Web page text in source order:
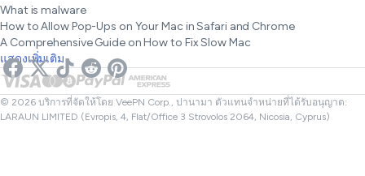
Netflix VPN
ตรวจสอบไฟล์
VPN ของแคนาดา
VPN ของตุรกี
พันธมิตร
What is malware
How to Allow Pop-Ups on Your Mac in Safari and Chrome
A Comprehensive Guide on How to Fix Slow Mac
แสดงเพิ่มเติม
© 2026 บริการที่จัดให้โดย VeePN Corp., ปานามา ตัวแทนจำหน่ายที่ได้รับอนุญาต:
LARAUN LIMITED (Evropis, 4, Flat/Office 3 Strovolos 2064, Nicosia, Cyprus)